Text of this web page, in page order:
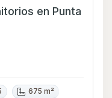
Punta
675 m²